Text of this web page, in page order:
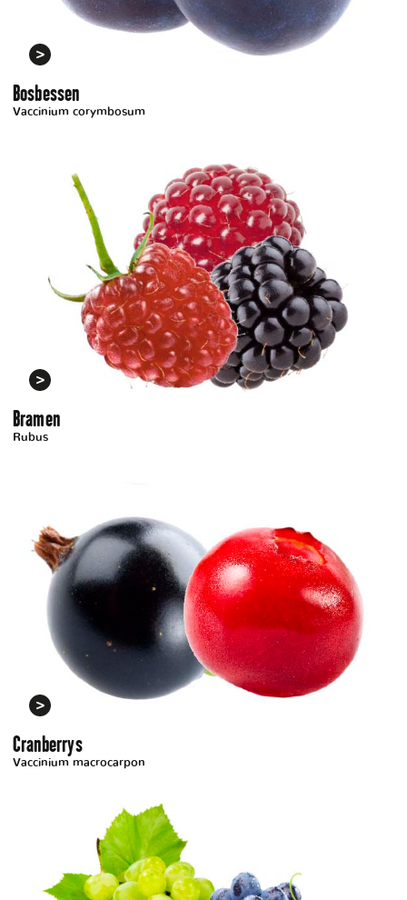
Bosbessen
Vaccinium corymbosum
Bramen
Rubus
Cranberrys
Vaccinium macrocarpon